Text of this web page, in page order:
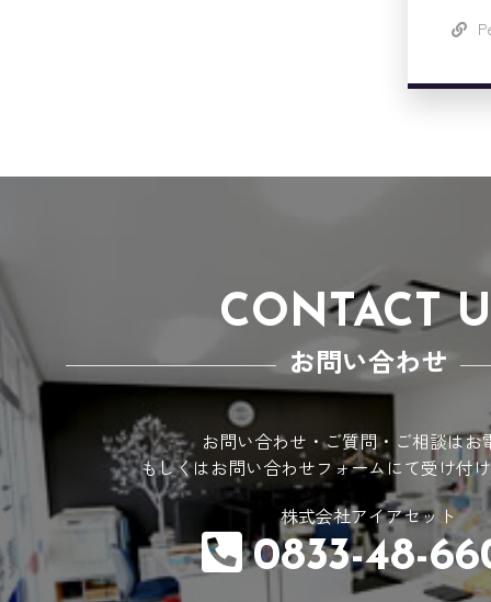
CONTACT
お問い合わせ
お問い合わせ・ご質問・ご相談はお
もしくはお問い合わせフォームにて受け付
株式会社アイアセット
0833-48-